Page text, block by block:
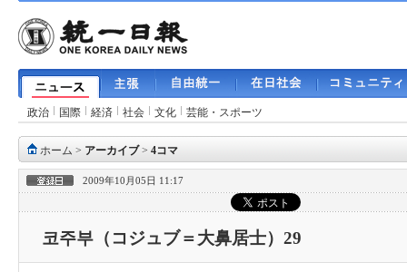
政治 国際 経済 社会 文化 芸能・スポーツ
ホーム > アーカイブ> 4コマ
2009年10月05日 11:17
코주부（コジュブ＝大鼻居士）29